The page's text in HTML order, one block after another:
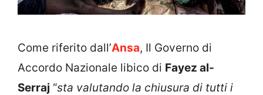
Come riferito dall’Ansa, Il Governo di
Accordo Nazionale libico di Fayez al-
Serraj “sta valutando la chiusura di tutti i